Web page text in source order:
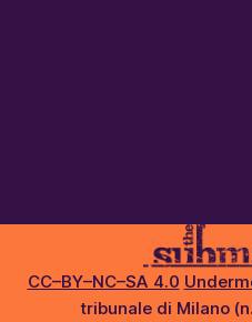
CC–BY–NC–SA 4.0
tribunale di Milano